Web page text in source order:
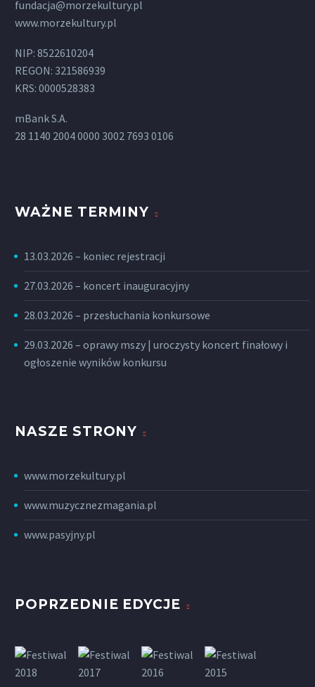
fundacja@morzekultury.pl
www.morzekultury.pl
NIP: 8522610204
REGON: 321586939
KRS: 0000528383
mBank S.A.
28 1140 2004 0000 3002 7693 0106
WAŻNE TERMINY
13.03.2026 – koniec rejestracji
27.03.2026 – koncert inauguracyjny
28.03.2026 – przesłuchania konkursowe
29.03.2026 – oprawy mszy | uroczysty koncert finałowy i
ogłoszenie wyników konkursu
NASZE STRONY
www.morzekultury.pl
www.muzycznezmagania.pl
www.pasyjny.pl
POPRZEDNIE EDYCJE